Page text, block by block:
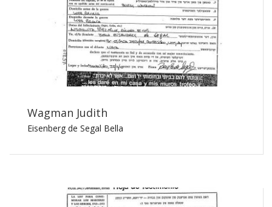
Wagman Judith
Eisenberg de Segal Bella